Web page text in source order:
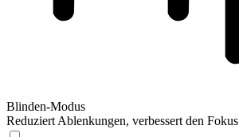
Blinden-Modus
Reduziert Ablenkungen, verbessert den Fokus